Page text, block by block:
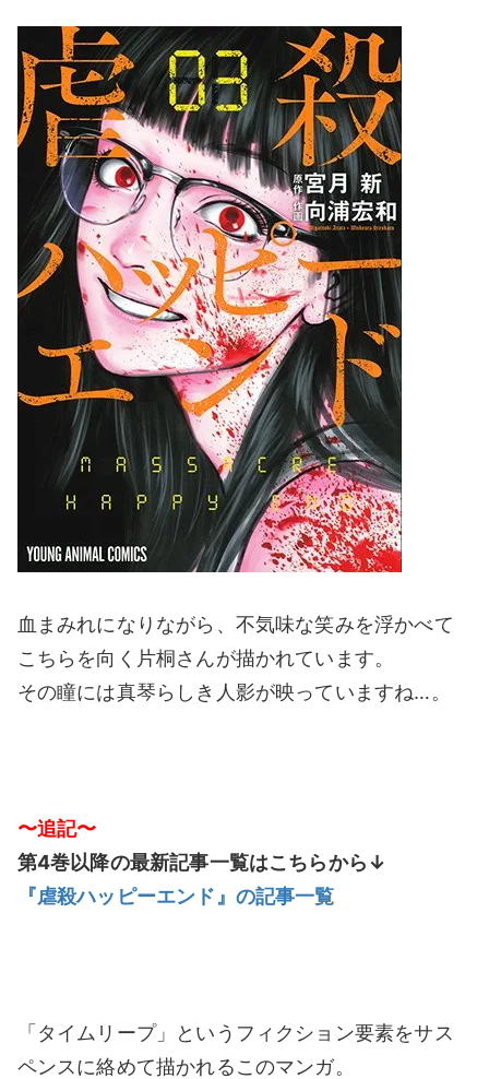
血まみれになりながら、不気味な笑みを浮かべて
こちらを向く片桐さんが描かれています。
その瞳には真琴らしき人影が映っていますね…。
〜追記〜
第4巻以降の最新記事一覧はこちらから↓
『虐殺ハッピーエンド』の記事一覧
「タイムリープ」というフィクション要素をサス
ペンスに絡めて描かれるこのマンガ。